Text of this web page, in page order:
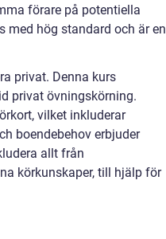
förare på potentiella
med hög standard och är en
privat. Denna kurs
privat övningskörning.
vilket inkluderar
boendebehov erbjuder
allt från
körkunskaper, till hjälp för